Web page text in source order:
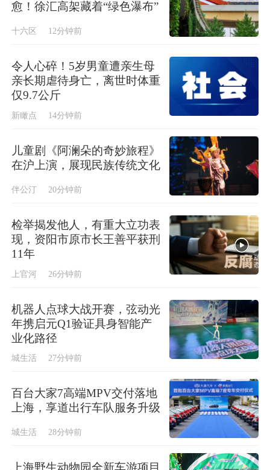
愈！徐汇高架藏着“绿色瀑布”
十六区 12分钟前
令人心碎！5岁男童遭亲生母
亲长期虐待身亡，离世时体重
仅9.7公斤
新瞰点 14分钟前
儿童剧《阿澜朵的奇妙旅程》
在沪上演，展现民族传统文化
伴公汀 20分钟前
检举揭发他人，有重大立功表
现，资阳市原市长王善平获刑
11年
上官河 26分钟前
机器人点球大战开赛，弦动光
年携启元Q1验证具身智能产
业化路径
城生活 27分钟前
百台大家7高端MPV交付落地
上海，享道出行车队服务升级
城生活 28分钟前
上海野生动物园全新车游项目